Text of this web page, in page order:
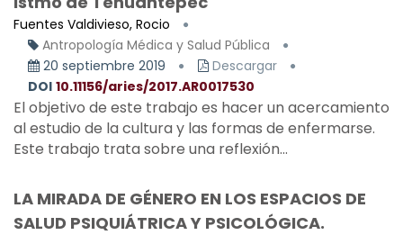
Fuentes Valdivieso, Rocio
Antropología Médica y Salud Pública
20 septiembre 2019
Descargar
DOI 10.11156/aries/2017.AR0017530
El objetivo de este trabajo es hacer un acercamiento
al estudio de la cultura y las formas de enfermarse.
Este trabajo trata sobre una reflexión...
LA MIRADA DE GÉNERO EN LOS ESPACIOS DE
SALUD PSIQUIÁTRICA Y PSICOLÓGICA.